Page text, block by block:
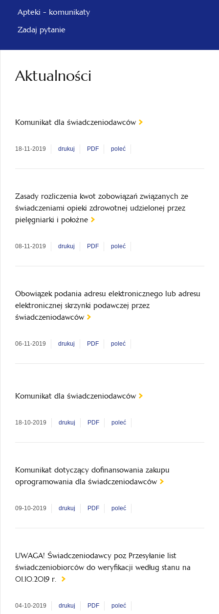
Apteki - komunikaty
Zadaj pytanie
Aktualności
Komunikat dla świadczeniodawców
18-11-2019 drukuj PDF poleć
Zasady rozliczenia kwot zobowiązań związanych ze
świadczeniami opieki zdrowotnej udzielonej przez
pielęgniarki i położne
08-11-2019 drukuj PDF poleć
Obowiązek podania adresu elektronicznego lub adresu
elektronicznej skrzynki podawczej przez
świadczeniodawców
06-11-2019 drukuj PDF poleć
Komunikat dla świadczeniodawców
18-10-2019 drukuj PDF poleć
Komunikat dotyczący dofinansowania zakupu
oprogramowania dla świadczeniodawców
09-10-2019 drukuj PDF poleć
UWAGA! Świadczeniodawcy poz Przesyłanie list
świadczeniobiorców do weryfikacji według stanu na
01.10.2019 r.
04-10-2019 drukuj PDF poleć